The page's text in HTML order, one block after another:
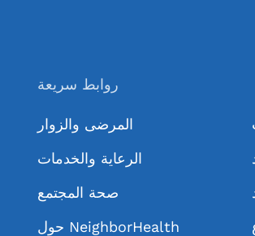
روابط سريعة
المرضى والزوار
الرعاية والخدمات
صحة المجتمع
حول NeighborHealth